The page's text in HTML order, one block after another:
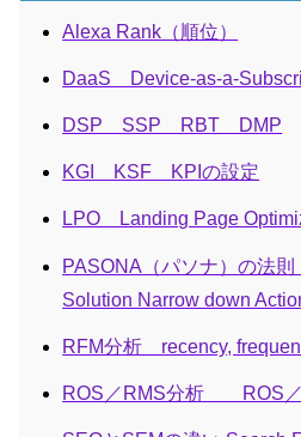
Alexa Rank（順位）
DaaS Device-as-a-
DSP SSP RBT DMP
KGI KSF KPIの設定
LPO Landing Page
PASONA（パソナ）の法
Solution Narrow down
RFM分析 recency,
ROS／RMS分析 ROS